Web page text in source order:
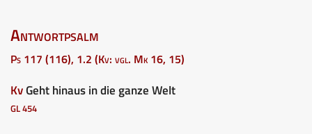
Antwortpsalm
Ps 117 (116), 1.2 (Kv: vgl. Mk 16, 15)
KvGeht hinaus in die ganze Welt
GL 454